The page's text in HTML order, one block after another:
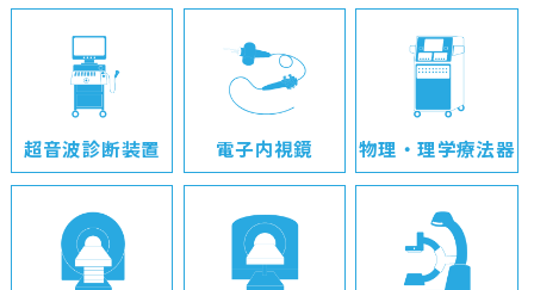
超音波診断装置 電子内視鏡 物理・理学療法器